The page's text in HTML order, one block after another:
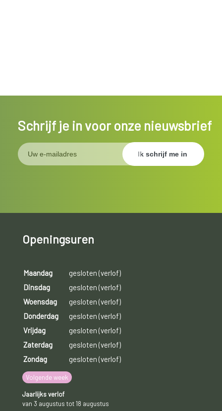
Schrijf je in voor onze nieuwsbrief
Openingsuren
Maandag
gesloten (verlof)
Dinsdag
gesloten (verlof)
Woensdag
gesloten (verlof)
Donderdag
gesloten (verlof)
Vrijdag
gesloten (verlof)
Zaterdag
gesloten (verlof)
Zondag
gesloten (verlof)
Volgende week
Jaarlijks verlof
van 3 augustus tot 18 augustus